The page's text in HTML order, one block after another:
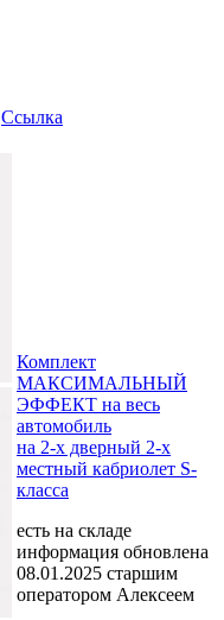
Ссылка
Комплект
МАКСИМАЛЬНЫЙ
ЭФФЕКТ на весь
автомобиль
на 2-х дверный 2-х
местный кабриолет S-
класса
есть на складе
информация обновлена
08.01.2025 старшим
оператором Алексеем